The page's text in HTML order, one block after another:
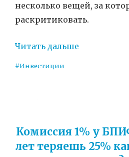
несколько вещей, за
раскритиковать.
Читать дальше
#Инвестиции
Комиссия 1% у
лет теряешь 25%